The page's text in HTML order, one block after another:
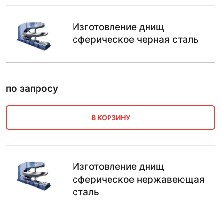
Изготовление днищ
сферическое черная сталь
по запросу
В КОРЗИНУ
Изготовление днищ
сферическое нержавеющая
сталь